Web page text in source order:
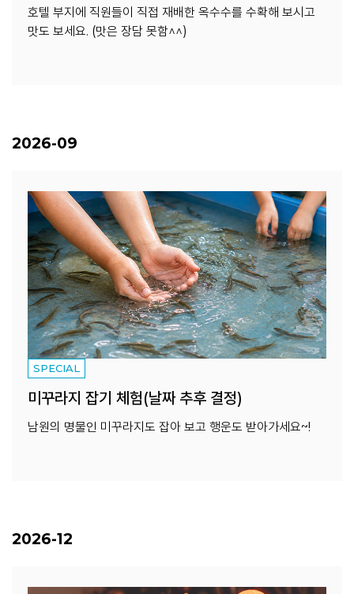
호텔 부지에 직원들이 직접 재배한 옥수수를 수확해 보시고
맛도 보세요. (맛은 장담 못함^^)
2026-09
SPECIAL
미꾸라지 잡기 체험(날짜 추후 결정)
남원의 명물인 미꾸라지도 잡아 보고 행운도 받아가세요~!
2026-12